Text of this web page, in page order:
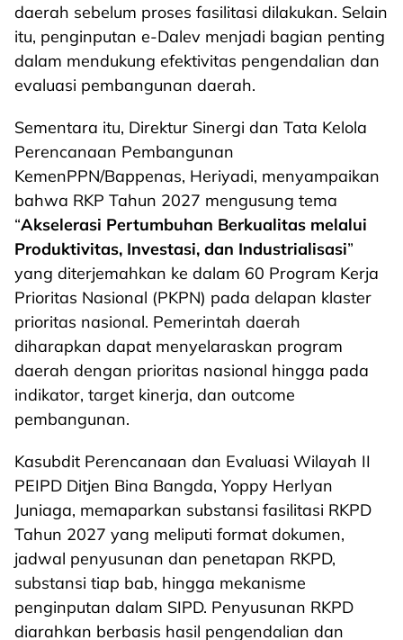
daerah sebelum proses fasilitasi dilakukan. Selain
itu, penginputan e-Dalev menjadi bagian penting
dalam mendukung efektivitas pengendalian dan
evaluasi pembangunan daerah.
Sementara itu, Direktur Sinergi dan Tata Kelola
Perencanaan Pembangunan
KemenPPN/Bappenas, Heriyadi, menyampaikan
bahwa RKP Tahun 2027 mengusung tema
“Akselerasi Pertumbuhan Berkualitas melalui
Produktivitas, Investasi, dan Industrialisasi”
yang diterjemahkan ke dalam 60 Program Kerja
Prioritas Nasional (PKPN) pada delapan klaster
prioritas nasional. Pemerintah daerah
diharapkan dapat menyelaraskan program
daerah dengan prioritas nasional hingga pada
indikator, target kinerja, dan outcome
pembangunan.
Kasubdit Perencanaan dan Evaluasi Wilayah II
PEIPD Ditjen Bina Bangda, Yoppy Herlyan
Juniaga, memaparkan substansi fasilitasi RKPD
Tahun 2027 yang meliputi format dokumen,
jadwal penyusunan dan penetapan RKPD,
substansi tiap bab, hingga mekanisme
penginputan dalam SIPD. Penyusunan RKPD
diarahkan berbasis hasil pengendalian dan